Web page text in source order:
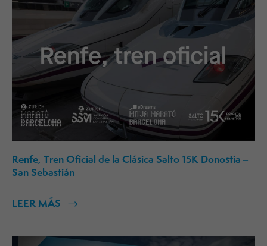
Renfe, Tren Oficial de la Clásica Salto 15K Donostia –
San Sebastián
LEER MÁS